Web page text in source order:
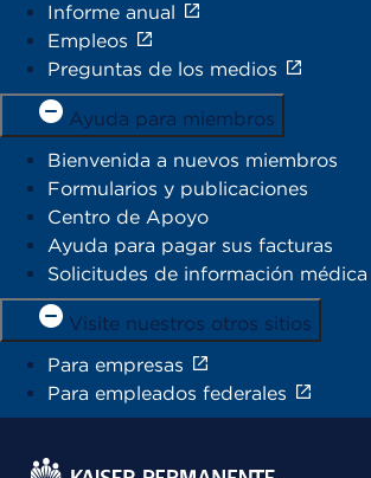
Informe anual
Empleos
Preguntas de los medios
Ayuda para miembros
Bienvenida a nuevos miembros
Formularios y publicaciones
Centro de Apoyo
Ayuda para pagar sus facturas
Solicitudes de información médica
Visite nuestros otros sitios
Para empresas
Para empleados federales